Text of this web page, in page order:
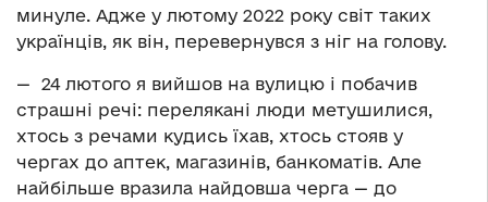
минуле. Адже у лютому 2022 року світ таких
українців, як він, перевернувся з ніг на голову.
— 24 лютого я вийшов на вулицю і побачив
страшні речі: перелякані люди метушилися,
хтось з речами кудись їхав, хтось стояв у
чергах до аптек, магазинів, банкоматів. Але
найбільше вразила найдовша черга — до